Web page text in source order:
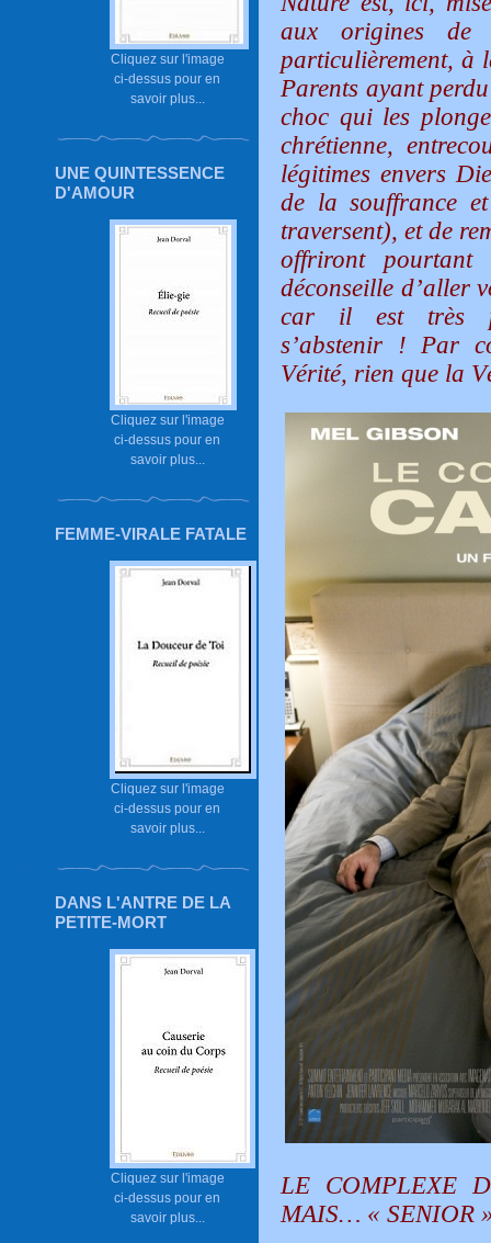
Cliquez sur l'image
ci-dessus pour en
savoir plus...
UNE QUINTESSENCE
D'AMOUR
Cliquez sur l'image
ci-dessus pour en
savoir plus...
FEMME-VIRALE FATALE
Cliquez sur l'image
ci-dessus pour en
savoir plus...
DANS L'ANTRE DE LA
PETITE-MORT
Cliquez sur l'image
ci-dessus pour en
savoir plus...
aux origines
particulièrement, à
Parents ayant
choc qui les
chrétienne,
légitimes envers
de la souffrance
traversent), et de
offriront
déconseille d’aller
car il est très
s’abstenir ! Par
Vérité, rien que la
LE COMPLEXE
MAIS… « SENIOR